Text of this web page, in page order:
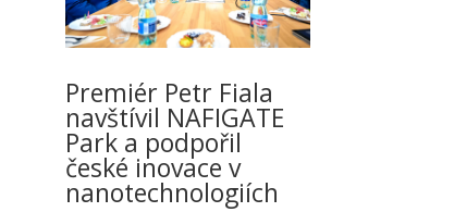
Premiér Petr Fiala
navštívil NAFIGATE
Park a podpořil
české inovace v
nanotechnologiích